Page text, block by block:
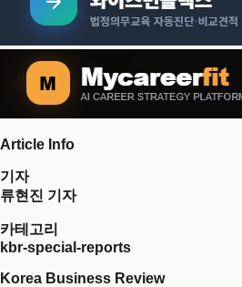
Article Info
기자
류현진 기자
카테고리
kbr-special-reports
Korea Business Review